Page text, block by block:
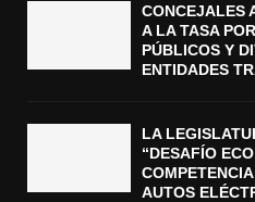
CONCEJALES
A LA TASA
PÚBLICOS Y
ENTIDADES
LA
“DESAFÍO
AUTOS